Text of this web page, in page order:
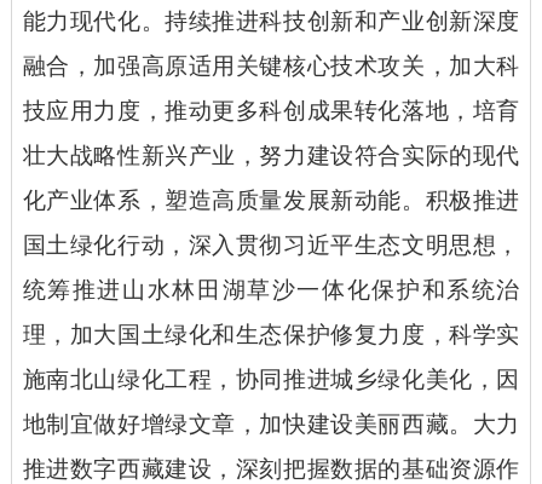
能力现代化。持续推进科技创新和产业创新深度
融合，加强高原适用关键核心技术攻关，加大科
技应用力度，推动更多科创成果转化落地，培育
壮大战略性新兴产业，努力建设符合实际的现代
化产业体系，塑造高质量发展新动能。积极推进
国土绿化行动，深入贯彻习近平生态文明思想，
统筹推进山水林田湖草沙一体化保护和系统治
理，加大国土绿化和生态保护修复力度，科学实
施南北山绿化工程，协同推进城乡绿化美化，因
地制宜做好增绿文章，加快建设美丽西藏。大力
推进数字西藏建设，深刻把握数据的基础资源作